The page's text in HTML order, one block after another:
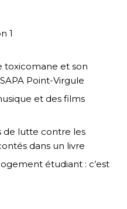
1
toxicomane et son
Point-Virgule
et des films
de lutte contre les
dans un livre
étudiant : c’est